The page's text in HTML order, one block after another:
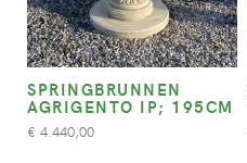
SPRINGBRUNNEN
AGRIGENTO IP; 195CM
€ 4.440,00